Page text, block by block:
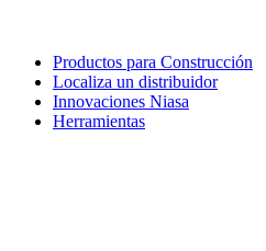
Productos para Construcción
Localiza un distribuidor
Innovaciones Niasa
Herramientas